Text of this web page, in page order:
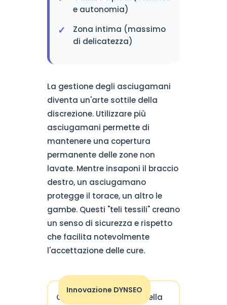
e autonomia)
Zona intima (massimo
di delicatezza)
La gestione degli asciugamani
diventa un'arte sottile della
discrezione. Utilizzare più
asciugamani permette di
mantenere una copertura
permanente delle zone non
lavate. Mentre insaponi il braccio
destro, un asciugamano
protegge il torace, un altro le
gambe. Questi "teli tessili" creano
un senso di sicurezza e rispetto
che facilita notevolmente
l'accettazione delle cure.
Innovazione DYNSEO
Consigliamo l'utilizzo della